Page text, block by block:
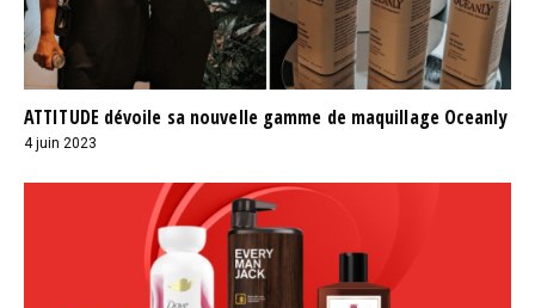
ATTITUDE dévoile sa nouvelle gamme de maquillage Oceanly
4 juin 2023